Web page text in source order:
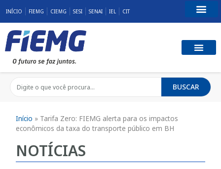
INÍCIO FIEMG CIEMG SESI SENAI IEL CIT
BUSCAR
Início » Tarifa Zero: FIEMG alerta para os impactos
econômicos da taxa do transporte público em BH
NOTÍCIAS